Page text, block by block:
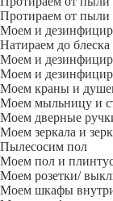
Протираем от пыли
Моем и
Натираем до блеска
Моем и
Моем и
Моем краны и
Моем мыльницу и
Моем дверные
Моем зеркала и
Пылесосим пол
Моем пол и
Моем розетки/
Моем шкафы